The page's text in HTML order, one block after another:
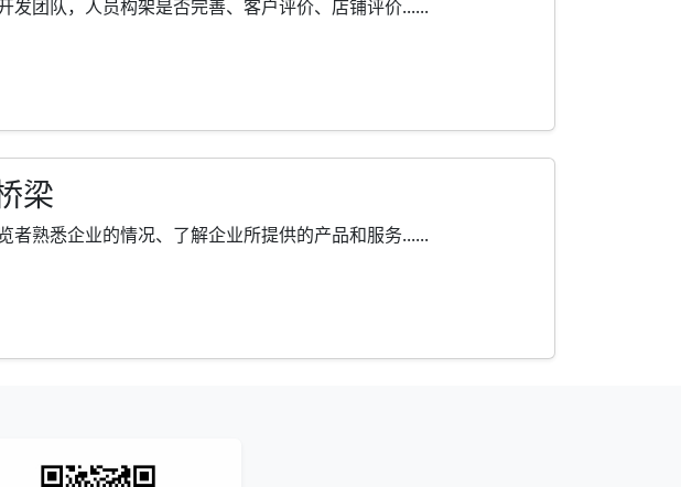
团队，人员构架是否完善、客户评价、店铺评价......
梁
熟悉企业的情况、了解企业所提供的产品和服务......